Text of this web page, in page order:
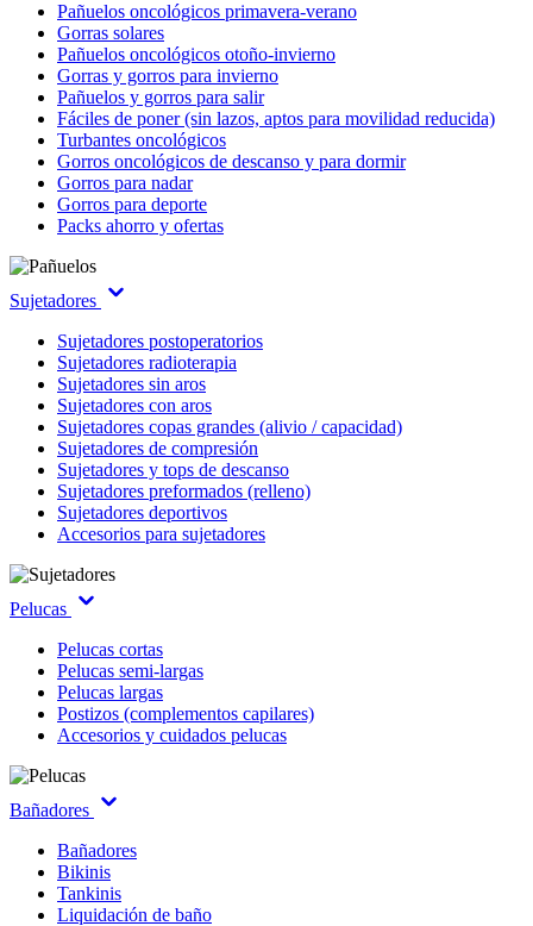
Pañuelos oncológicos primavera-verano
Gorras solares
Pañuelos oncológicos otoño-invierno
Gorras y gorros para invierno
Pañuelos y gorros para salir
Fáciles de poner (sin lazos, aptos para movilidad reducida)
Turbantes oncológicos
Gorros oncológicos de descanso y para dormir
Gorros para nadar
Gorros para deporte
Packs ahorro y ofertas
Sujetadores
Sujetadores postoperatorios
Sujetadores radioterapia
Sujetadores sin aros
Sujetadores con aros
Sujetadores copas grandes (alivio / capacidad)
Sujetadores de compresión
Sujetadores y tops de descanso
Sujetadores preformados (relleno)
Sujetadores deportivos
Accesorios para sujetadores
Pelucas
Pelucas cortas
Pelucas semi-largas
Pelucas largas
Postizos (complementos capilares)
Accesorios y cuidados pelucas
Bañadores
Bañadores
Bikinis
Tankinis
Liquidación de baño